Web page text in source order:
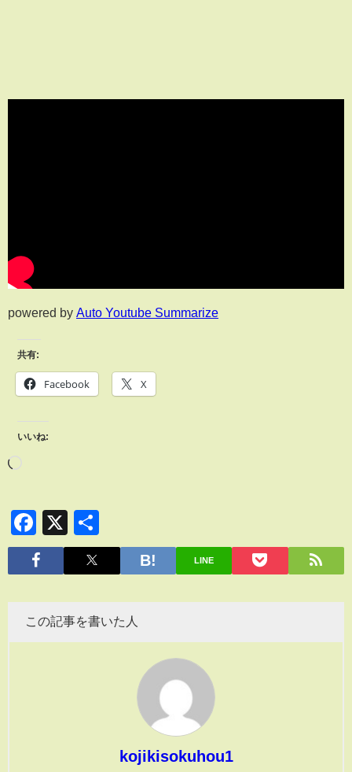
powered by Auto Youtube Summarize
共有:
Facebook X
いいね:
Facebook
X
有
LINE
この記事を書いた人
kojikisokuhou1